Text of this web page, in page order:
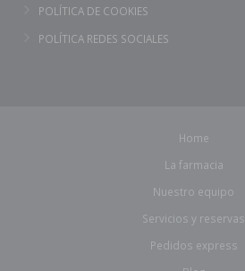
POLÍTICA DE COOKIES
POLÍTICA REDES SOCIALES
Home
La farmacia
Nuestro equipo
Servicios y reservas
Pedidos express